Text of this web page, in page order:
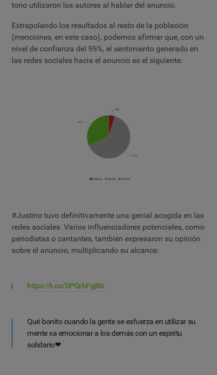
tono utilizaron los autores al hablar del anuncio.
Extrapolando los resultados al resto de la población
(menciones, en este caso), podemos afirmar que, con un
nivel de confianza del 95%, el sentimiento generado en
las redes sociales hacia el anuncio es el siguiente:
#Justino tuvo definitivamente una genial acogida en las
redes sociales. Varios influenciadores potenciales, como
periodistas o cantantes, también expresaron su opinión
sobre el anuncio, multiplicando su alcance:
https://t.co/DPQrbFgjBo
Qué bonito cuando la gente se esfuerza en utilizar su
mente xa emocionar a los demás con un espiritu
solidario❤